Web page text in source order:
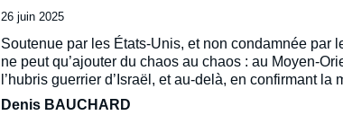
Date
de
publication
26 juin 2025
Accroche
Soutenue par les États-Unis, et non condamnée par
ne peut qu’ajouter du chaos au chaos : au Moyen-
l’hubris guerrier d’Israël, et au-delà, en confirmant
Denis BAUCHARD